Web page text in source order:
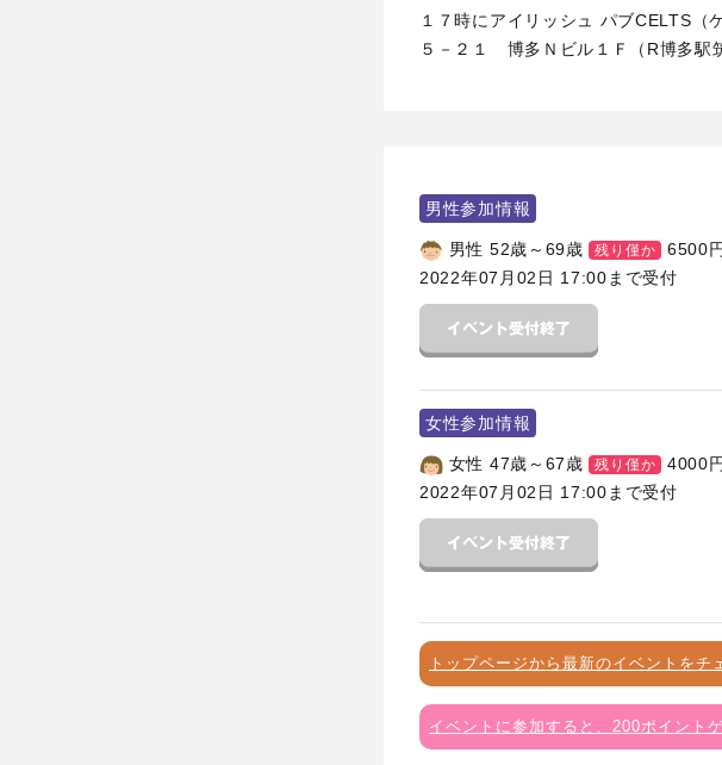
１７時にアイリッシュ パブCELTS（
５－２１ 博多Ｎビル１Ｆ（R博多駅
男性参加情報
男性 52歳～69歳 残り僅か 6500円
2022年07月02日 17:00まで受付
女性参加情報
女性 47歳～67歳 残り僅か 4000円
2022年07月02日 17:00まで受付
トップページから最新のイベントを
イベントに参加すると、200ポイント